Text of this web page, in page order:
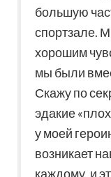
большую
спортзале.
хорошим
мы были
Скажу по
эдакие
у моей
возникает
каждому, и